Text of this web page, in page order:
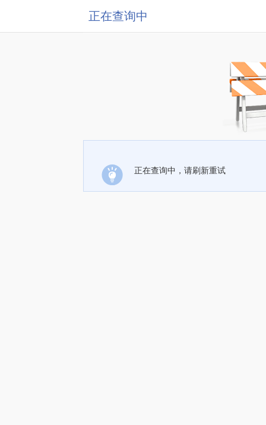
正在查询中
正在查询中，请刷新重试